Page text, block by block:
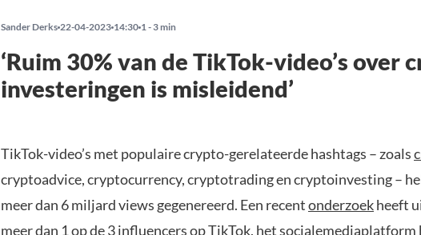
Sander Derks 22-04-2023 14:30 1 - 3 min
‘Ruim 30% van de TikTok-video’s over
investeringen is misleidend’
TikTok-video’s met populaire crypto-gerelateerde hashtags – zoals
cryptoadvice, cryptocurrency, cryptotrading en cryptoinvesting –
meer dan 6 miljard views gegenereerd. Een recentonderzoekheeft
meer dan 1 op de 3 influencers op TikTok, het